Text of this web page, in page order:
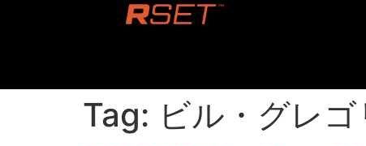
Tag: ビル・グレゴ